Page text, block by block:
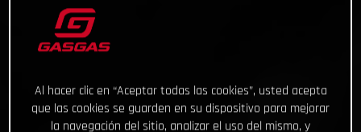
Al hacer clic en “Aceptar todas las cookies”, usted acepta
que las cookies se guarden en su dispositivo para mejorar
la navegación del sitio, analizar el uso del mismo, y